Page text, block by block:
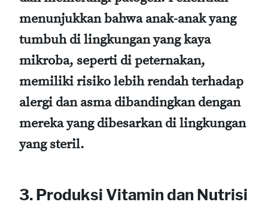
menunjukkan bahwa anak-anak yang
tumbuh di lingkungan yang kaya
mikroba, seperti di peternakan,
memiliki risiko lebih rendah terhadap
alergi dan asma dibandingkan dengan
mereka yang dibesarkan di lingkungan
yang steril.
3. Produksi Vitamin dan Nutrisi